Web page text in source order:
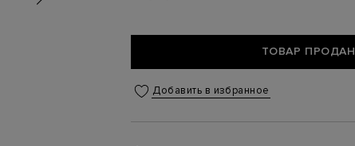
ТОВАР ПРОДАН
Добавить в избранное